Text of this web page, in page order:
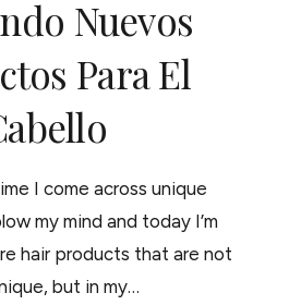
Nuevos
Para El
I come across unique
my mind and today I’m
hair products that are not
but in my…